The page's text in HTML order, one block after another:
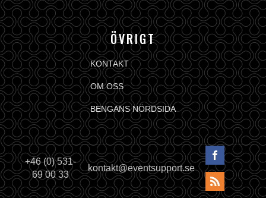
ÖVRIGT
KONTAKT
OM OSS
BENGANS NÖRDSIDA
+46 (0) 531-
69 00 33
kontakt@eventsupport.se